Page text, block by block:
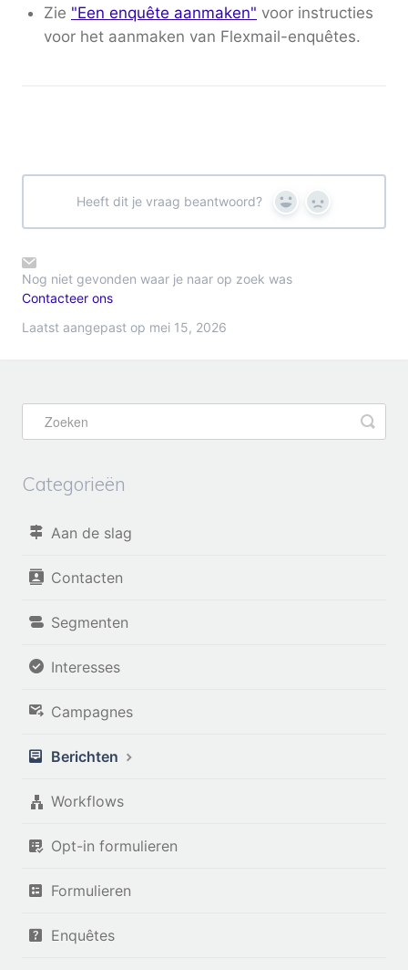
Zie "Een enquête aanmaken" voor instructies
voor het aanmaken van Flexmail-enquêtes.
Heeft dit je vraag beantwoord? Yes No
Nog niet gevonden waar je naar op zoek was
Contacteer ons
Laatst aangepast op mei 15, 2026
Categorieën
Aan de slag
Contacten
Segmenten
Interesses
Campagnes
Berichten
Workflows
Opt-in formulieren
Formulieren
Enquêtes